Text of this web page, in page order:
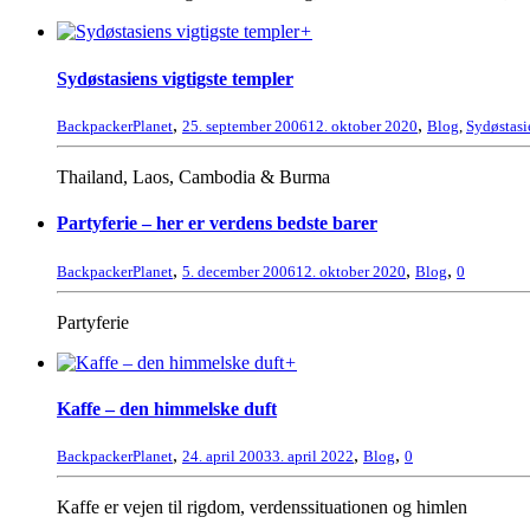
+
Sydøstasiens vigtigste templer
BackpackerPlanet, 25. september 200612. oktober 2020, Blog,
Thailand, Laos, Cambodia & Burma
Partyferie – her er verdens bedste barer
BackpackerPlanet, 5. december 200612. oktober 2020, Blog, 0
Partyferie
+
Kaffe – den himmelske duft
BackpackerPlanet, 24. april 20033. april 2022, Blog, 0
Kaffe er vejen til rigdom, verdenssituationen og himlen